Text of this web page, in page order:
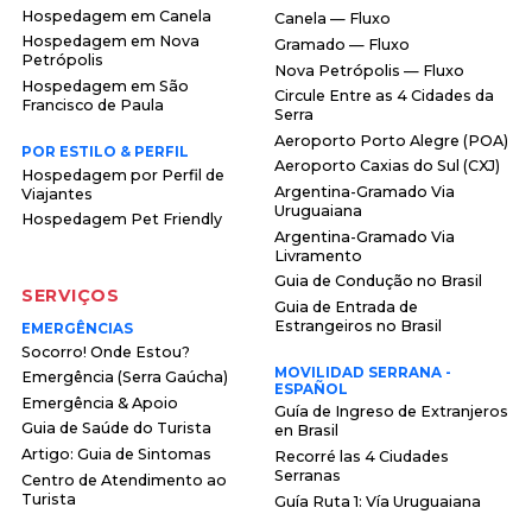
Hospedagem em Canela
Hospedagem em Nova
Petrópolis
Hospedagem em São
Francisco de Paula
POR ESTILO & PERFIL
Hospedagem por Perfil de
Viajantes
Hospedagem Pet Friendly
SERVIÇOS
EMERGÊNCIAS
Socorro! Onde Estou?
Emergência (Serra Gaúcha)
Emergência & Apoio
Guia de Saúde do Turista
Artigo: Guia de Sintomas
Centro de Atendimento ao
Turista
Canela — Fluxo
Gramado — Fluxo
Nova Petrópolis — Fluxo
Circule Entre as 4 Cidades da
Serra
Aeroporto Porto Alegre (POA)
Aeroporto Caxias do Sul (CXJ)
Argentina-Gramado Via
Uruguaiana
Argentina-Gramado Via
Livramento
Guia de Condução no Brasil
Guia de Entrada de
Estrangeiros no Brasil
MOVILIDAD SERRANA -
ESPAÑOL
Guía de Ingreso de Extranjeros
en Brasil
Recorré las 4 Ciudades
Serranas
Guía Ruta 1: Vía Uruguaiana